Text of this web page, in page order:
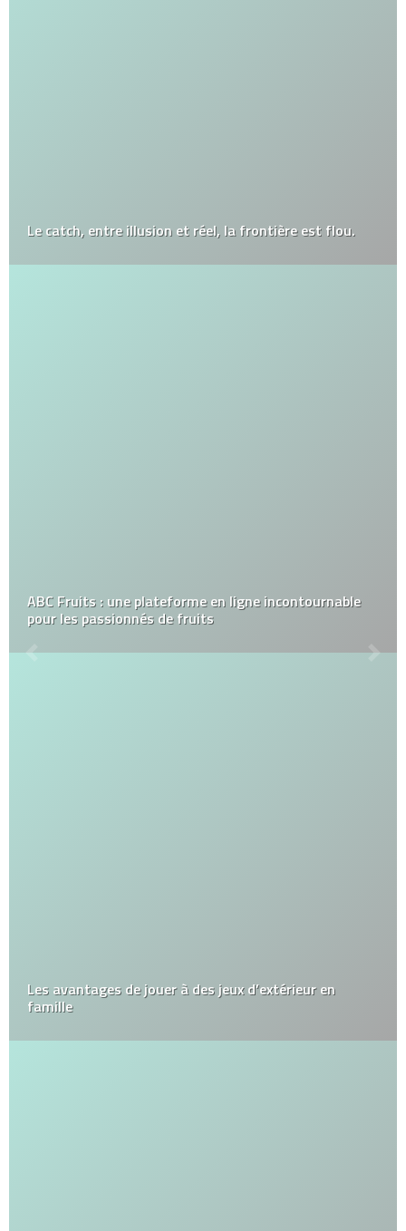
Le catch, entre illusion et réel, la frontière est flou.
ABC Fruits : une plateforme en ligne incontournable
pour les passionnés de fruits
Les avantages de jouer à des jeux d’extérieur en
famille